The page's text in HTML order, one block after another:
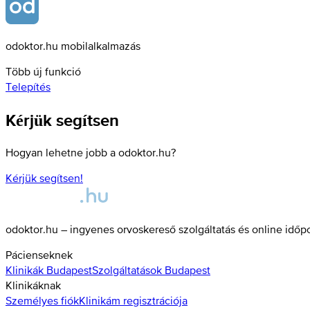
odoktor.hu mobilalkalmazás
Több új funkció
Telepítés
Kérjük segítsen
Hogyan lehetne jobb a odoktor.hu?
Kérjük segítsen!
odoktor.hu – ingyenes orvoskereső szolgáltatás és online
Pácienseknek
Klinikák BudapestSzolgáltatások Budapest
Klinikáknak
Személyes fiókKlinikám regisztrációja